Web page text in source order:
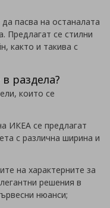
пасва на останалата
Предлагат се стилни
както и такива с
раздела?
които се
ИКЕА се предлагат
с различна ширина и
на характерните за
решения в
нюанси;